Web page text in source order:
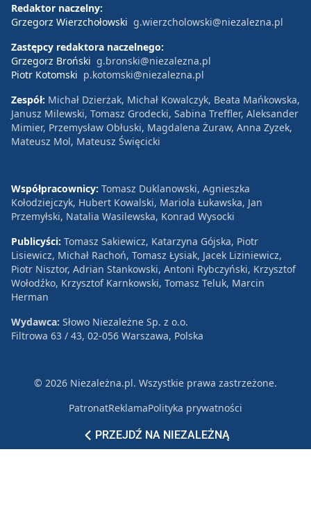
PRZEJDŹ NA NIEZALEŻNĄ
Redaktor naczelny:
Grzegorz Wierzchołowski g.wierzcholowski@niezalezna.pl
Zastępcy redaktora naczelnego:
Grzegorz Broński g.bronski@niezalezna.pl
Piotr Kotomski p.kotomski@niezalezna.pl
Zespół: Michał Dzierżak, Michał Kowalczyk, Beata Mańkowska,
Janusz Milewski, Tomasz Grodecki, Sabina Treffler, Aleksander
Mimier, Przemysław Obłuski, Magdalena Żuraw, Anna Zyzek,
Mateusz Mol, Mateusz Święcicki
Współpracownicy: Tomasz Duklanowski, Agnieszka
Kołodziejczyk, Hubert Kowalski, Mariola Łukawska, Jan
Przemyłski, Natalia Wasilewska, Konrad Wysocki
Publicyści: Tomasz Sakiewicz, Katarzyna Gójska, Piotr
Lisiewicz, Michał Rachoń, Tomasz Łysiak, Jacek Liziniewicz,
Piotr Nisztor, Adrian Stankowski, Antoni Rybczyński, Krzysztof
Wołodźko, Krzysztof Karnkowski, Tomasz Teluk, Marcin
Herman
Wydawca: Słowo Niezależne Sp. z o.o.
Filtrowa 63 / 43, 02-056 Warszawa, Polska
© 2026 Niezależna.pl. Wszystkie prawa zastrzeżone.
PatronatReklamaPolityka prywatności